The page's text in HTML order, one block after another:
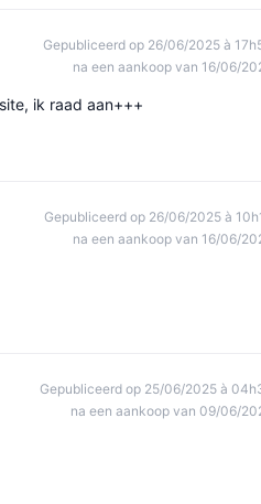
Gepubliceerd op 26/06/2025 à
na een aankoop van 16/06/
ik raad aan+++
Gepubliceerd op 26/06/2025 à
na een aankoop van 16/06/
Gepubliceerd op 25/06/2025 à
na een aankoop van 09/06/